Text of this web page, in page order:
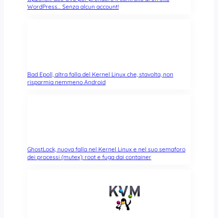
WordPress… Senza alcun account!
Bad Epoll, altra falla del Kernel Linux che, stavolta, non
risparmia nemmeno Android
GhostLock, nuova falla nel Kernel Linux e nel suo semaforo
dei processi (mutex): root e fuga dai container